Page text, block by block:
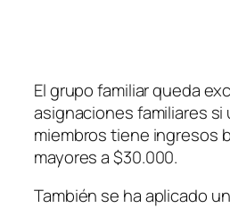
El grupo familiar queda
asignaciones familiares si
miembros tiene ingresos
mayores a $30.000.
También se ha aplicado